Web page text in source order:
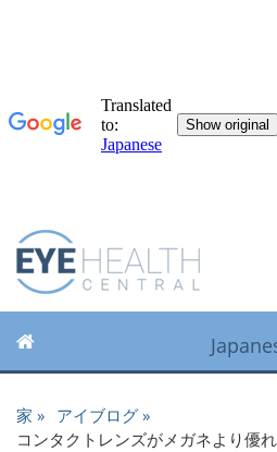
家
アイブログ
コンタクトレンズがメガネより優